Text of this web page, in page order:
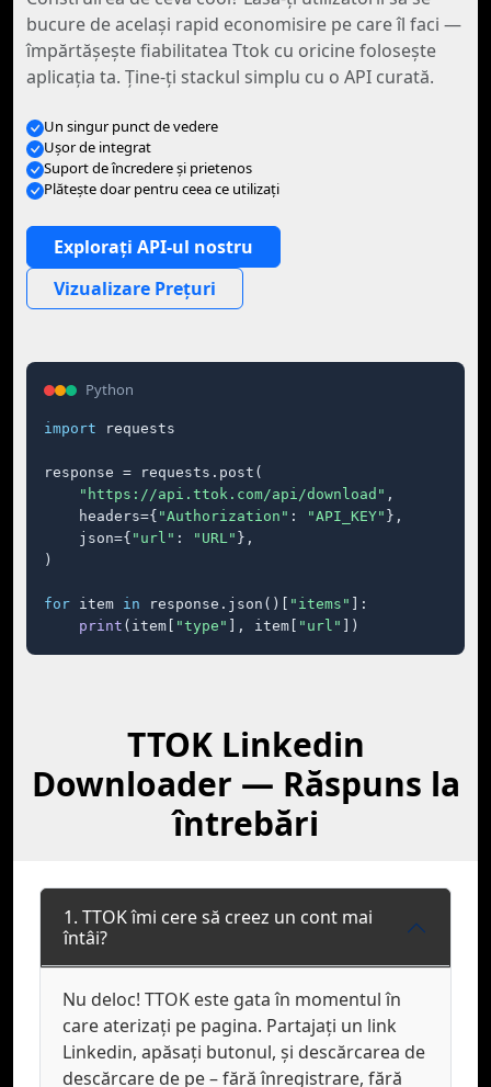
bucure de acelaşi rapid economisire pe care îl faci —
împărtăşeşte fiabilitatea Ttok cu oricine foloseşte
aplicaţia ta. Ţine-ţi stackul simplu cu o API curată.
Un singur punct de vedere
Ușor de integrat
Suport de încredere și prietenos
Plăteşte doar pentru ceea ce utilizaţi
Explorați API-ul nostru
Vizualizare Prețuri
Python
import requests
response = requests.post(
"https://api.ttok.com/api/download" ,
    headers={
"Authorization" : "API_KEY" },
    json={
"url" : "URL" },
)
for item in response.json()[ "items"
]:
print (item[ "type" ], item[ "url" ])
TTOK Linkedin
Downloader — Răspuns la
întrebări
1. TTOK îmi cere să creez un cont mai
întâi?
Nu deloc! TTOK este gata în momentul în
care aterizați pe pagina. Partajați un link
Linkedin, apăsați butonul, și descărcarea de
descărcare de pe – fără înregistrare, fără